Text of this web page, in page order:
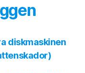
diskmaskinen